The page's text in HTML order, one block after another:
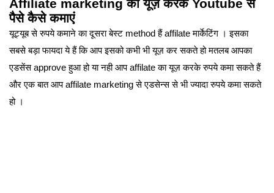
Affiliate marketing का यूज़ करके Youtube से
पैसे कैसे कमाएं
यूट्यूब से रुपये कमाने का दूसरा बेस्ट method हैं affilate मार्केटिंग । इसका
सबसे बड़ा फायदा ये हैं कि आप इसको कभी भी यूज़ कर सकते हो मतलब आपका
एडसेंस approve हुआ हो या नही आप affilate का यूज़ करके रुपये कमा सकते हैं
और एक बात आप affilate marketing से एडसेन्स से भी ज्यादा रुपये कमा सकते
हो ।